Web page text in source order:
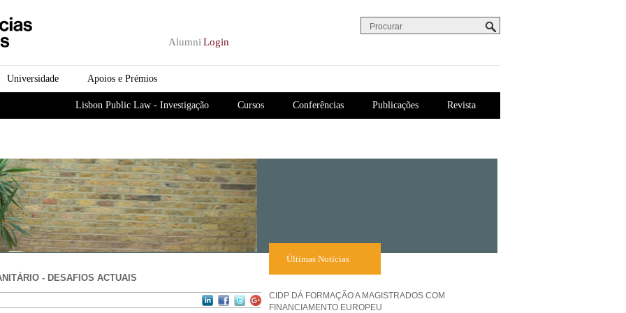
Alumni Login
Formulário de procura
Apoios e Prémios
Universidade
Revista
Publicações
Conferências
Cursos
Lisbon Public Law - Investigação
- DESAFIOS ACTUAIS
Últimas Notícias
CIDP DÁ FORMAÇÃO A MAGISTRADOS COM
FINANCIAMENTO EUROPEU